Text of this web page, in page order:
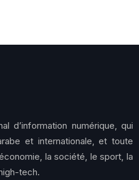
d’information numérique, qui
et internationale, et toute
la société, le sport, la
tech.